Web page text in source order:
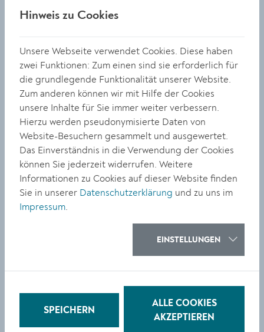
Campunter der Leitung des 2020 verstorbenen
TanzgeigersRudi Pietsch gegründet, rückte sie im
Laufe der Jahre dem Festival noch näher. Der Fokus
war stets ein internationaler: Altes und Bewährtes aus
unterschiedlichen Ländern sollte mit neuem Leben
gefüllt werden, und so mancher Teilnehmer entschloss
sich nach der Musikwerkstatt zu einer Karriere als
Profimusiker.
Musikwerkstatt in der Musikschule Krems, bis Fr 16. Juli,
Musikschule Krems. Werkstattreprise Fr 16. Juli, ab 18
Uhr, Garten der Pfarre Mautern (bei Schlechtwetter:
www.glattundverkehrt.at
Foto: Musikschuldirektor Hubert Pöll begrüßt
GlattVerkehrt-Festivalleiter Albert Hosp (ganz rechts),
Musikwerkstattleiterin Evelyn Fink-Mennel (2.v.links)
und die ReferentInnen
Daniel Moser und Markus Prieth
(beide Südtirol), Marinette Bonnert (Belgien), Luisa
Hinweis zu Cookies
Unsere Webseite verwendet Cookies. Diese haben
zwei Funktionen: Zum einen sind sie erforderlich für
die grundlegende Funktionalität unserer Website.
Zum anderen können wir mit Hilfe der Cookies
unsere Inhalte für Sie immer weiter verbessern.
Hierzu werden pseudonymisierte Daten von
Website-Besuchern gesammelt und ausgewertet.
Das Einverständnis in die Verwendung der Cookies
können Sie jederzeit widerrufen. Weitere
Informationen zu Cookies auf dieser Website finden
Sie in unserer Datenschutzerklärung und zu uns im
Impressum.
EINSTELLUNGEN
SPEICHERN
ALLE COOKIES
AKZEPTIEREN